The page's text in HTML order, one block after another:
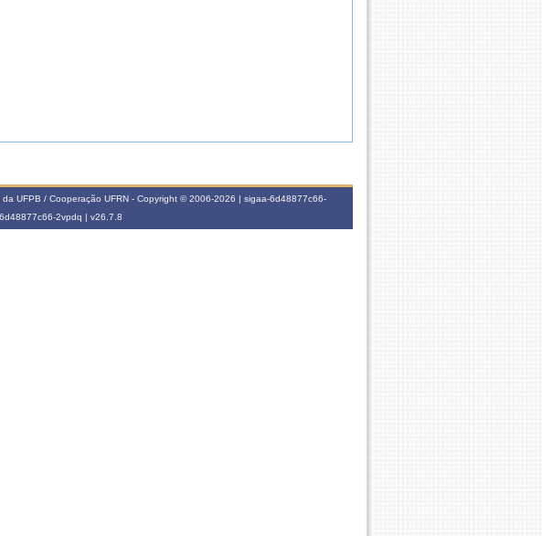
UFPB / Cooperação UFRN - Copyright © 2006-2026 | sigaa-6d48877c66-
2vpdq | v26.7.8